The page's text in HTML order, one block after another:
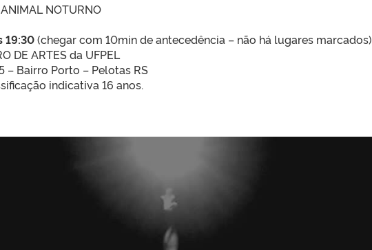
NOTURNO
19:30(chegar com 10min de antecedência – não há lugares marcados)
DE ARTES da UFPEL
– Bairro Porto – Pelotas RS
indicativa 16 anos.